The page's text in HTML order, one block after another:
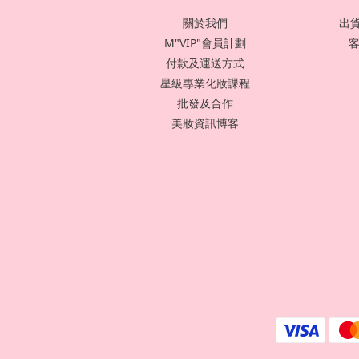
關於我們
M"VIP"會員計劃
付款及運送方式
星級專業化妝課程
批發及合作
美妝資訊博客
出